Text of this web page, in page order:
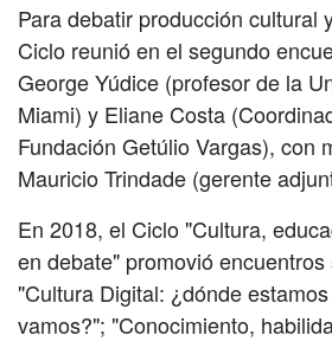
Para debatir producción cultural
Ciclo reunió en el segundo
George Yúdice (profesor de la
Miami) y Eliane Costa
Fundación Getúlio Vargas), con
Mauricio Trindade (gerente
En 2018, el Ciclo "Cultura,
en debate" promovió
"Cultura Digital: ¿dónde
vamos?"; "Conocimiento,